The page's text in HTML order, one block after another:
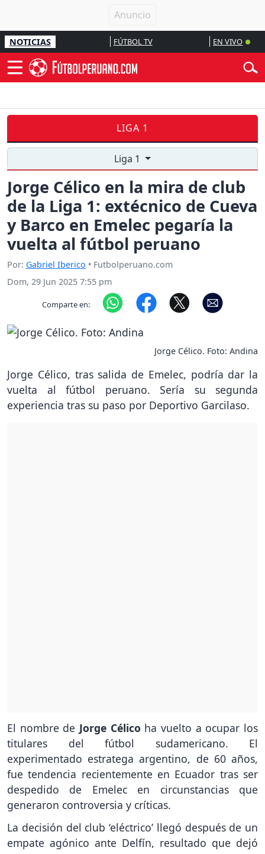
NOTICIAS FÚTBOL TV EN VIVO
LIGA 1
Liga 1
Jorge Célico en la mira de club
de la Liga 1: extécnico de Cueva
y Barco en Emelec pegaría la
vuelta al fútbol peruano
Por: Gabriel Iberico • Futbolperuano.com
Dom, 29 Jun 2025 7:55 pm
Comparte en:
Jorge Célico. Foto: Andina
Jorge Célico, tras salida de Emelec, podría dar la
vuelta al fútbol peruano. Sería su segunda
experiencia tras su paso por Deportivo Garcilaso.
El nombre de Jorge Célico ha vuelto a ocupar los
titulares del fútbol sudamericano. El
experimentado estratega argentino, de 60 años,
fue tendencia recientemente en Ecuador tras ser
despedido de Emelec en circunstancias que
generaron controversia y críticas.
La decisión del club ‘eléctrico’ llegó después de un
empate agónico ante Delfín, resultado que dejó